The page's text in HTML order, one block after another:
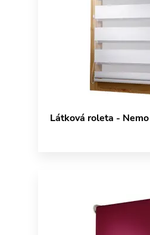
Látková roleta - Nemo